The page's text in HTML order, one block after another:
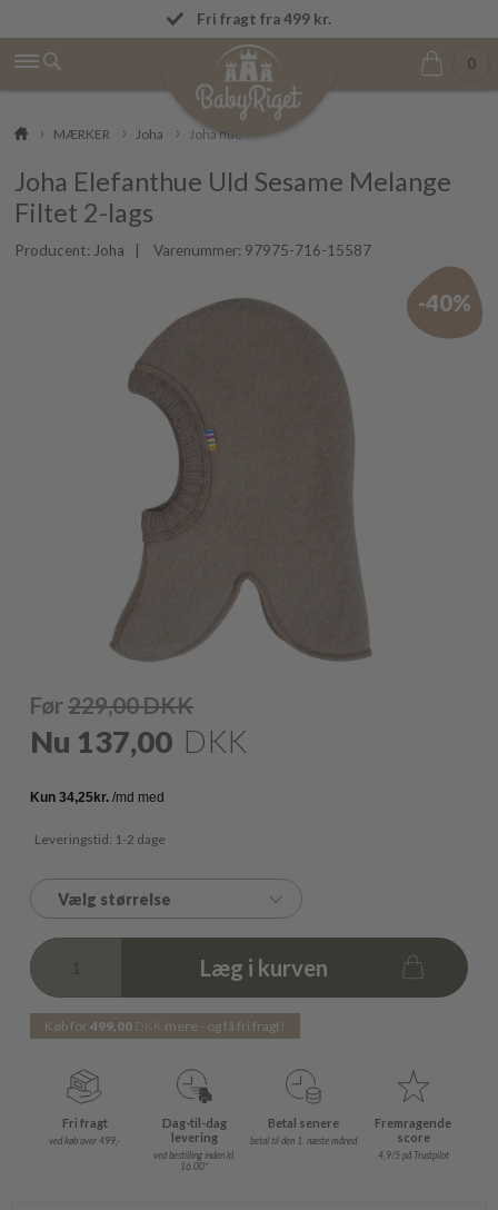
OBS! Vi afsender ordrer igen mandag
Fri fragt fra 499 kr.
0
MÆRKER Joha Joha hue
Joha Elefanthue Uld Sesame Melange
Filtet 2-lags
Producent: Joha | Varenummer: 97975-716-15587
-40%
Før229,00DKK
Nu 137,00 DKK
Leveringstid: 1-2 dage
Vælg størrelse
Læg i kurven
Køb for499,00 DKK mere - og få fri fragt!
Fri fragt
ved køb over 499,-
Dag-til-dag
levering
ved bestilling inden kl.
16.00*
Betal senere
betal til den 1. næste måned
Fremragende
score
4,9/5 på Trustpilot